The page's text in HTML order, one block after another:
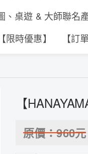
、桌遊 & 大師聯名產
【限時優惠】 【訂
【
原價：960元